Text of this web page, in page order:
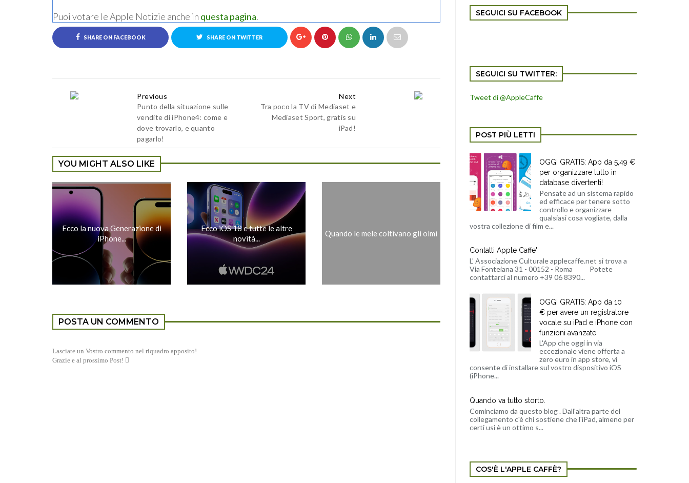
Puoi votare le Apple Notizie anche in questa pagina.
SHARE ON FACEBOOK SHARE ON TWITTER
Next
Tra poco la TV di Mediaset e
Mediaset Sport, gratis su
iPad!
Previous
Punto della situazione sulle
vendite di iPhone4: come e
dove trovarlo, e quanto
pagarlo!
YOU MIGHT ALSO LIKE
Ecco la nuova Generazione di
iPhone...
Ecco iOS 18 e tutte le altre
novità...
Quando le mele coltivano gli olmi
POSTA UN COMMENTO
Lasciate un Vostro commento nel riquadro apposito!
Grazie e al prossimo Post! 
SEGUICI SU FACEBOOK
SEGUICI SU TWITTER:
Tweet di @AppleCaffe
POST PIÙ LETTI
OGGI GRATIS: App da 5,49 €
per organizzare tutto in
database divertenti!
Pensate ad un sistema rapido
ed efficace per tenere sotto
controllo e organizzare
qualsiasi cosa vogliate, dalla
vostra collezione di film e...
Contatti Apple Caffe'
L' Associazione Culturale applecaffe.net si trova a
Via Fonteiana 31 - 00152 - Roma Potete
contattarci al numero +39 06 8390...
OGGI GRATIS: App da 10
€ per avere un registratore
vocale su iPad e iPhone con
funzioni avanzate
L'App che oggi in via
eccezionale viene offerta a
zero euro in app store, vi
consente di installare sul vostro dispositivo iOS
(iPhone...
Quando va tutto storto.
Cominciamo da questo blog . Dall'altra parte del
collegamento c'è chi sostiene che l'iPad, almeno per
certi usi è un ottimo s...
COS'È L'APPLE CAFFÈ?